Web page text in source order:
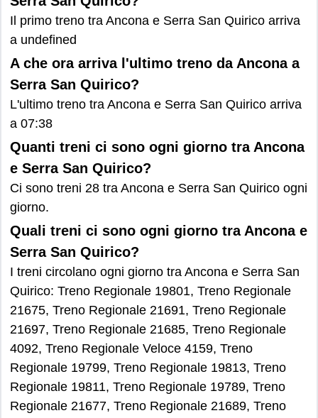
Il primo treno tra Ancona e Serra San Quirico arriva
a undefined
A che ora arriva l'ultimo treno da Ancona a
Serra San Quirico?
L'ultimo treno tra Ancona e Serra San Quirico arriva
a 07:38
Quanti treni ci sono ogni giorno tra Ancona
e Serra San Quirico?
Ci sono treni 28 tra Ancona e Serra San Quirico ogni
giorno.
Quali treni ci sono ogni giorno tra Ancona e
Serra San Quirico?
I treni circolano ogni giorno tra Ancona e Serra San
Quirico: Treno Regionale 19801, Treno Regionale
21675, Treno Regionale 21691, Treno Regionale
21697, Treno Regionale 21685, Treno Regionale
4092, Treno Regionale Veloce 4159, Treno
Regionale 19799, Treno Regionale 19813, Treno
Regionale 19811, Treno Regionale 19789, Treno
Regionale 21677, Treno Regionale 21689, Treno